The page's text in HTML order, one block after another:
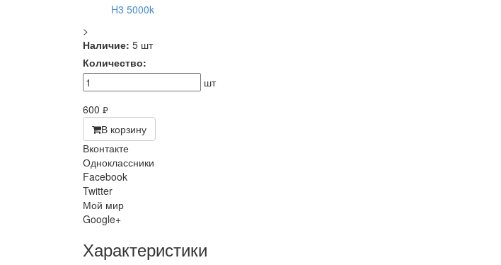
>
Наличие: 5 шт
Количество:
шт
600 руб.
В корзину
Вконтакте
Одноклассники
Facebook
Twitter
Мой мир
Google+
Характеристики